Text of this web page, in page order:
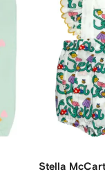
Stella